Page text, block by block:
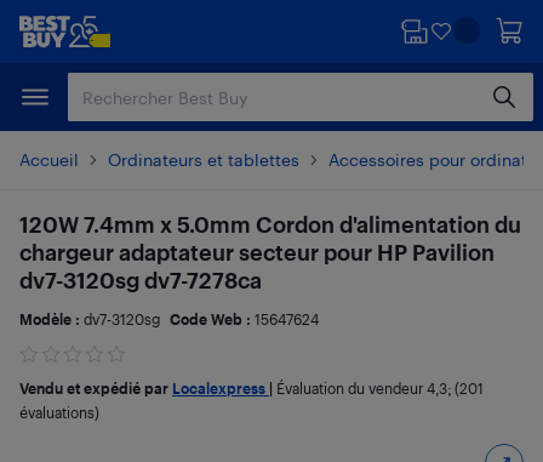
Passer
principal
Passer
Accueil Ordinateurs et tablettes Accessoires pour
120W 7.4mm x 5.0mm Cordon d'alimentation du
chargeur adaptateur secteur pour HP Pavilion
dv7-3120sg dv7-7278ca
Modèle : dv7-3120sg Code Web : 15647624
Vendu et expédié par Localexpress Évaluation du vendeur 4,3; (201
évaluations)